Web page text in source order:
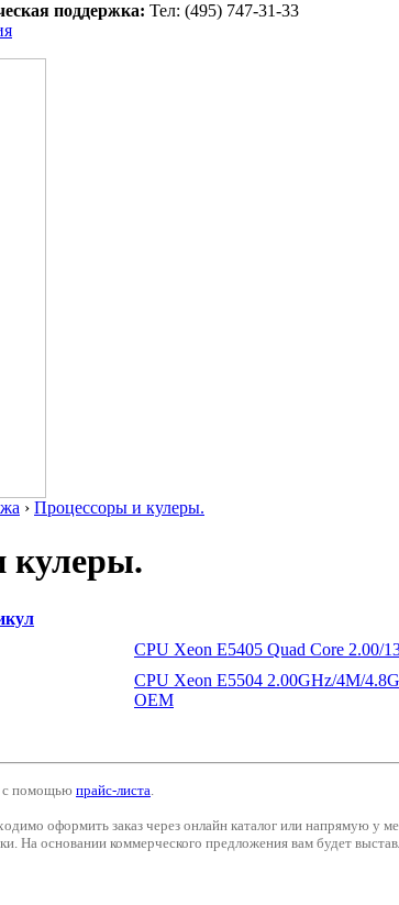
поддержка: Тел: (495) 747-31-33
› Процессоры и кулеры.
кулеры.
CPU Xeon E5405 Quad Core
CPU Xeon E5504 2.00GHz/4M/
OEM
с помощью прайс-листа
оформить заказ через онлайн каталог или напрямую у
На основании коммерческого предложения вам будет